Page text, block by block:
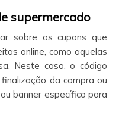
supermercado
sobre os cupons que
online, como aquelas
Neste caso, o código
da compra ou
banner específico para